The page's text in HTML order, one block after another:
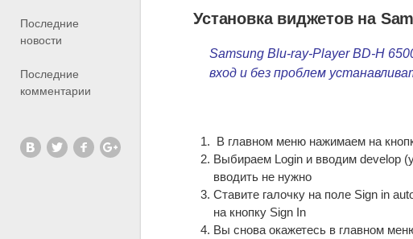
Последние
новости
Последние
комментарии
Установка виджетов на
Samsung Blu-ray-Player BD-H
вход и без проблем
В главном меню нажимаем на
Выбираем Login и вводим develop
вводить не нужно
Ставите галочку на поле Sign in
на кнопку Sign In
Вы снова окажетесь в главном